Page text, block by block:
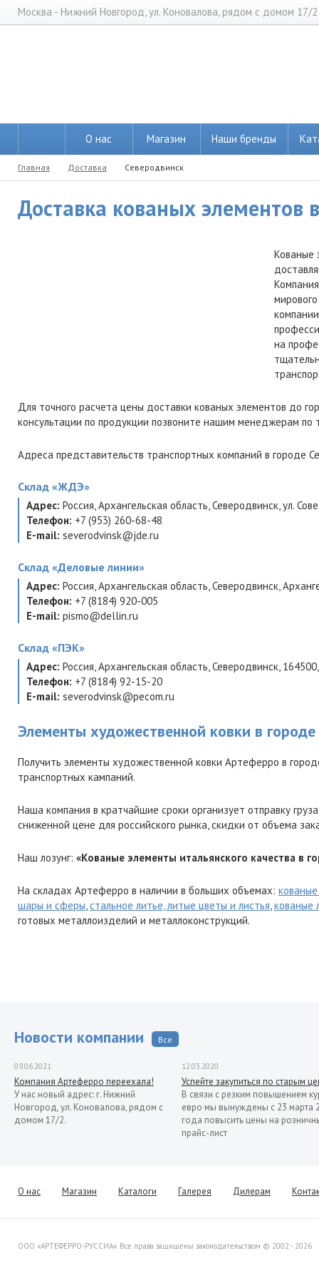
Москва - Нижний Новгород, ул. Коновалова, рядом с домом 17/2
О нас Магазин Наши бренды
Главная Доставка Северодвинск
Доставка кованых элементов
Кованые
на
Для точного расчета цены доставки кованых элементов до
консультации по продукции позвоните нашим менеджерам
Адреса представительств транспортных компаний в городе
Склад «ЖДЭ»
Адрес: Россия,Архангельская область,Северодвинск,ул.
Телефон: +7 (953) 260-68-48
E-mail: severodvinsk@jde.ru
Склад «Деловые линии»
Адрес: Россия,Архангельская область,Северодвинск,
Телефон: +7 (8184) 920-005
E-mail: pismo@dellin.ru
Склад «ПЭК»
Адрес: Россия,Архангельская область,Северодвинск, 164500
Телефон: +7 (8184) 92-15-20
E-mail: severodvinsk@pecom.ru
Элементы художественной ковки в
Получить элементы художественной ковки Артеферро в
транспортных кампаний.
Наша компания в кратчайшие сроки организует отправку
сниженной цене для российского рынка, скидки от объема
Наш лозунг: «Кованые элементы итальянского качества в
На складах Артеферро в наличии в больших объемах:
шары и сферы,стальное литье, литые цветы и листья,кованые
готовых металлоизделий и металлоконструкций.
Новости компании Все
09.06.2021
Компания Артеферро переехала!
У нас новый адрес: г. Нижний
Новгород, ул. Коновалова, рядом с
домом 17/2.
12.03.2020
Успейте закупиться по старым
В связи с резким повышением
евро мы вынуждены с 23 марта
года повысить цены на
прайс-лист
Уважаемые клиенты! Представляем
Вашему вниманию распродажу
О нас Магазин Каталоги Галерея Дилерам
ООО «АРТЕФЕРРО-РУССИА». Все права защищены законодательством © 2002 - 2026